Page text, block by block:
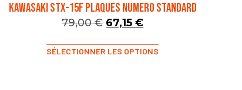
KAWASAKI STX-15F PLAQUES NUMERO STANDARD
79,00€ 67,15€
SÉLECTIONNER LES OPTIONS